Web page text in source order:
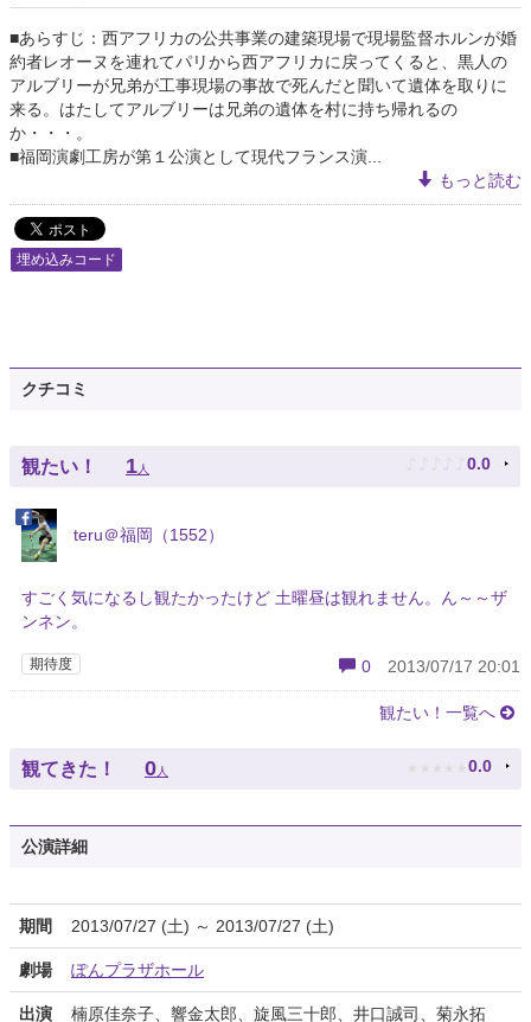
■あらすじ：西アフリカの公共事業の建築現場で現場監督ホルンが婚
約者レオーヌを連れてパリから西アフリカに戻ってくると、黒人の
アルブリーが兄弟が工事現場の事故で死んだと聞いて遺体を取りに
来る。はたしてアルブリーは兄弟の遺体を村に持ち帰れるの
か・・・。
■福岡演劇工房が第１公演として現代フランス演...
もっと読む
埋め込みコード
クチコミ
観たい！ 1人 ♪ ♪ ♪ ♪ ♪ 0.0
teru＠福岡（1552）
すごく気になるし観たかったけど 土曜昼は観れません。ん～～ザ
ンネン。
期待度 0 2013/07/17 20:01
観たい！一覧へ
観てきた！ 0 人 ★ ★ ★ ★ ★ 0.0
公演詳細
期間 2013/07/27 (土) ～ 2013/07/27 (土)
劇場 ぽんプラザホール
出演 楠原佳奈子、響金太郎、旋風三十郎、井口誠司、菊永拓